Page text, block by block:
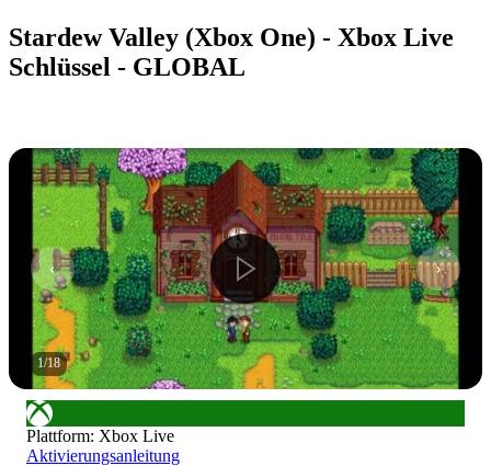
Stardew Valley (Xbox One) - Xbox Live
Schlüssel - GLOBAL
1/18
Plattform: Xbox Live
Aktivierungsanleitung